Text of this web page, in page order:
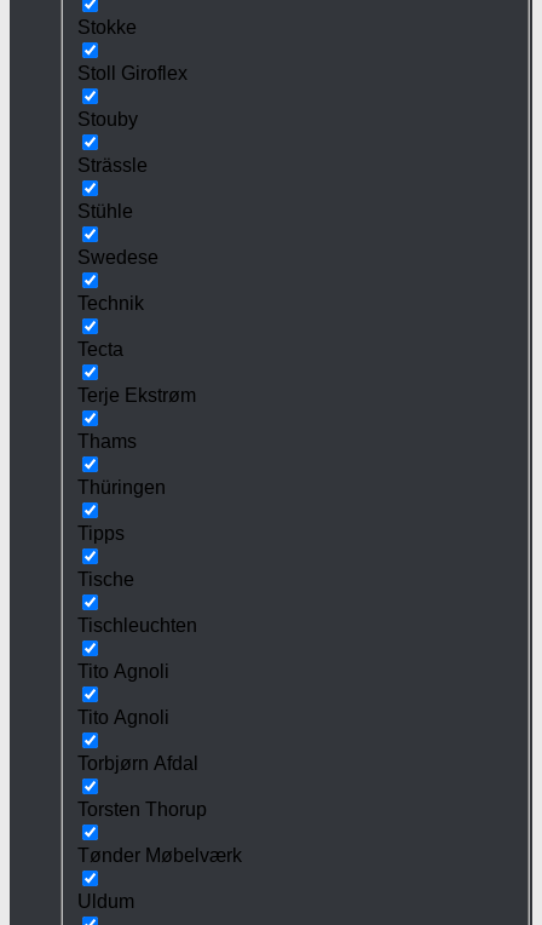
Stokke
Stoll Giroflex
Stouby
Strässle
Stühle
Swedese
Technik
Tecta
Terje Ekstrøm
Thams
Thüringen
Tipps
Tische
Tischleuchten
Tito Agnoli
Tito Agnoli
Torbjørn Afdal
Torsten Thorup
Tønder Møbelværk
Uldum